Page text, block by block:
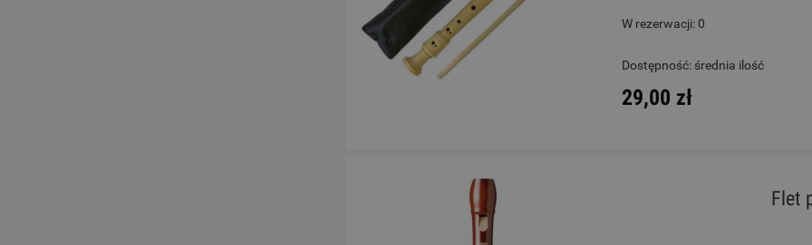
W rezerwacji: 0
Dostępność: średnia ilość
29,00 zł
Flet